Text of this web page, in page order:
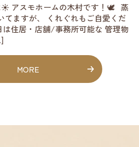
☀️ アスモホームの木村です！🕊️ 蒸
てますが、 くれぐれもご自愛くだ
住居・店舗/事務所可能な 管理物
MORE